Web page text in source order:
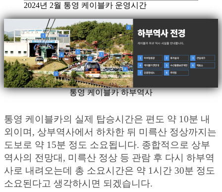
2024년 2월 통영 케이블카 운영시간
통영 케이블카 하부역사
통영 케이블카의 실제 탑승시간은 편도 약 10분 내
외이며, 상부역사에서 하차한 뒤 미륵산 정상까지는
도보로 약 15분 정도 소요됩니다. 종합적으로 상부
역사의 전망대, 미륵산 정상 등 관람 후 다시 하부역
사로 내려오는데 총 소요시간은 약 1시간 30분 정도
소요된다고 생각하시면 되겠습니다.